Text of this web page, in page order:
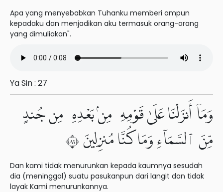
Apa yang menyebabkan Tuhanku memberi ampun
kepadaku dan menjadikan aku termasuk orang-orang
yang dimuliakan".
Ya Sin : 27
وَمَآ أَنزَلْنَا عَلَىٰ قَوْمِهِۦ مِنۢ بَعْدِهِۦ مِن جُندٍ
مِّنَ ٱلسَّمَآءِ وَمَا كُنَّا مُنزِلِينَ ٢٨
Dan kami tidak menurunkan kepada kaumnya sesudah
dia (meninggal) suatu pasukanpun dari langit dan tidak
layak Kami menurunkannya.